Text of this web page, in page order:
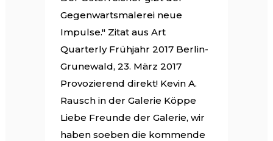
Gegenwartsmalerei neue
Impulse." Zitat aus Art
Quarterly Frühjahr 2017 Berlin-
Grunewald, 23. März 2017
Provozierend direkt! Kevin A.
Rausch in der Galerie Köppe
Liebe Freunde der Galerie, wir
haben soeben die kommende